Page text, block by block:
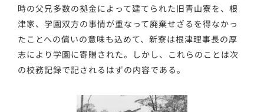
時の父兄多数の拠金によって建てられた旧青山寮を、根
津家、学園双方の事情が重なって廃棄せざるを得なかっ
たことへの償いの意味も込めて、新寮は根津理事長の厚
志により学園に寄贈された。しかし、これらのことは次
の校務記録で記されるはずの内容である。